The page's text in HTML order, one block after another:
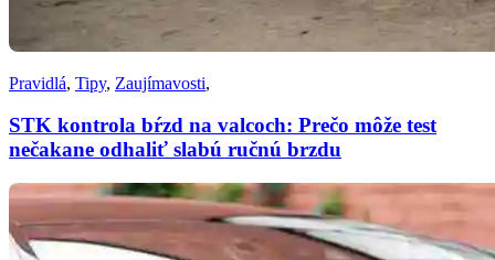
Pravidlá, Tipy, Zaujímavosti,
STK kontrola bŕzd na valcoch: Prečo môže test
nečakane odhaliť slabú ručnú brzdu